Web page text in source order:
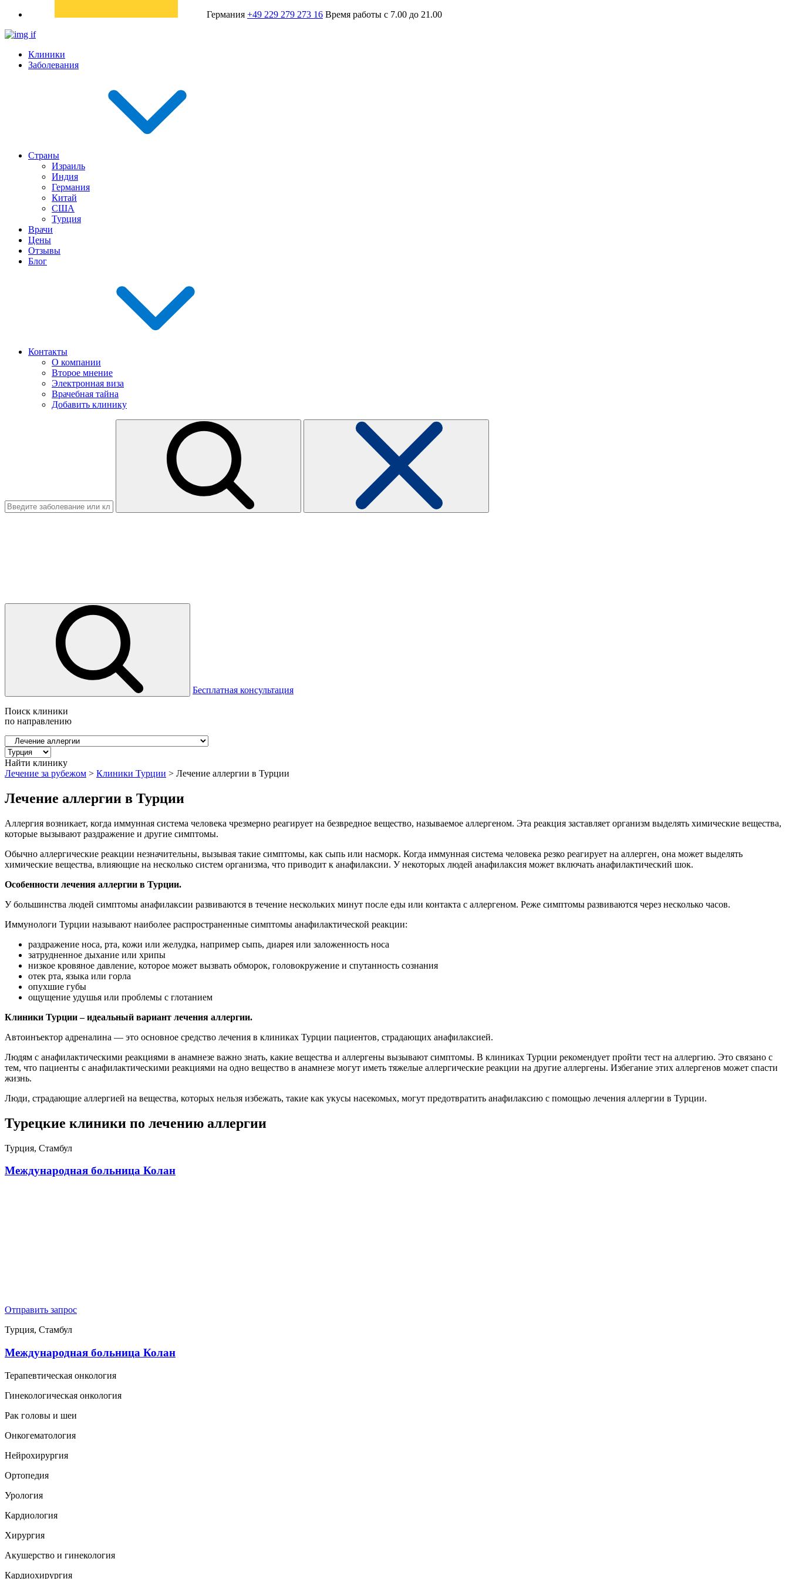
Германия +49 229 279 273 16 Время работы с 7.00 до 21.00
Клиники
Заболевания
Страны
Израиль
Индия
Германия
Китай
США
Турция
Врачи
Цены
Отзывы
Блог
Контакты
О компании
Второе мнение
Электронная виза
Врачебная тайна
Добавить клинику
Бесплатная консультация
Поиск клиники
по направлению
Найти клинику
Лечение за рубежом > Клиники Турции > Лечение аллергии в Турции
Лечение аллергии в Турции
Аллергия возникает, когда иммунная система человека чрезмерно реагирует на безвредное вещество, называемое аллергеном. Эта реакция заставляет организм выделять химические вещества,
которые вызывают раздражение и другие симптомы.
Обычно аллергические реакции незначительны, вызывая такие симптомы, как сыпь или насморк. Когда иммунная система человека резко реагирует на аллерген, она может выделять
химические вещества, влияющие на несколько систем организма, что приводит к анафилаксии. У некоторых людей анафилаксия может включать анафилактический шок.
Особенности лечения аллергии в Турции.
У большинства людей симптомы анафилаксии развиваются в течение нескольких минут после еды или контакта с аллергеном. Реже симптомы развиваются через несколько часов.
Иммунологи Турции называют наиболее распространенные симптомы анафилактической реакции:
раздражение носа, рта, кожи или желудка, например сыпь, диарея или заложенность носа
затрудненное дыхание или хрипы
низкое кровяное давление, которое может вызвать обморок, головокружение и спутанность сознания
отек рта, языка или горла
опухшие губы
ощущение удушья или проблемы с глотанием
Клиники Турции – идеальный вариант лечения аллергии.
Автоинъектор адреналина — это основное средство лечения в клиниках Турции пациентов, страдающих анафилаксией.
Людям с анафилактическими реакциями в анамнезе важно знать, какие вещества и аллергены вызывают симптомы. В клиниках Турции рекомендует пройти тест на аллергию. Это связано с
тем, что пациенты с анафилактическими реакциями на одно вещество в анамнезе могут иметь тяжелые аллергические реакции на другие аллергены. Избегание этих аллергенов может спасти
жизнь.
Люди, страдающие аллергией на вещества, которых нельзя избежать, такие как укусы насекомых, могут предотвратить анафилаксию с помощью лечения аллергии в Турции.
Турецкие клиники по лечению аллергии
Турция, Стамбул
Международная больница Колан
Отправить запрос
Турция, Стамбул
Международная больница Колан
Терапевтическая онкология
Гинекологическая онкология
Рак головы и шеи
Онкогематология
Нейрохирургия
Ортопедия
Урология
Кардиология
Хирургия
Акушерство и гинекология
Кардиохирургия